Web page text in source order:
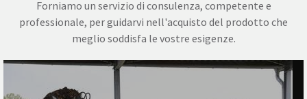
Forniamo un servizio di consulenza, competente e
professionale, per guidarvi nell'acquisto del prodotto che
meglio soddisfa le vostre esigenze.